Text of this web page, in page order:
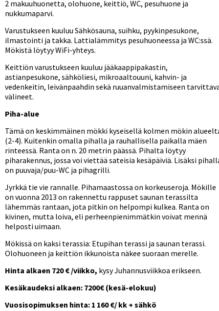
2 makuuhuonetta, olohuone, keittiö, WC, pesuhuone ja
nukkumaparvi.
Varustukseen kuuluu Sähkösauna, suihku, pyykinpesukone,
ilmastointi ja takka. Lattialämmitys pesuhuoneessa ja WC:ssä.
Mökistä löytyy WiFi-yhteys.
Keittiön varustukseen kuuluu jääkaappipakastin,
astianpesukone, sähköliesi, mikroaaltouuni, kahvin- ja
vedenkeitin, leivänpaahdin sekä ruuanvalmistamiseen
välineet.
Piha-alue
Tämä on keskimmäinen mökki kyseisellä kolmen mökin
(2-4). Kuitenkin omalla pihalla ja rauhallisella paikalla mäen
rinteessä. Ranta on n. 20 metrin päässä. Pihalta löytyy
piharakennus, jossa voi viettää sateisia kesäpäiviä. Lisäksi
on puuvaja/puu-WC ja pihagrilli.
Jyrkkä tie vie rannalle. Pihamaastossa on korkeuseroja. Mökille
on vuonna 2013 on rakennettu rappuset saunan terassilta
lähemmäs rantaan, jota pitkin on helpompi kulkea. Ranta on
kivinen, mutta loiva, eli perheenpienimmätkin voivat mennä
helposti uimaan.
Mökissä on kaksi terassia: Etupihan terassi ja saunan terassi.
Olohuoneen ja keittiön ikkunoista näkee suoraan merelle.
Hinta alkaen 720 € /viikko, kysy Juhannusviikkoa erikseen.
Kesäkaudeksi alkaen: 7200€ (kesä-elokuu)
Vuosisopimuksen hinta: 1 160 €/ kk + sähkö